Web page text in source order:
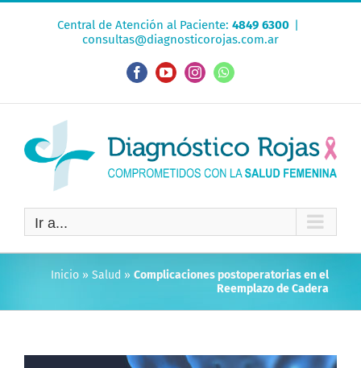
Central de Atención al Paciente: 4849 6300 |
consultas@diagnosticorojas.com.ar
FacebookYouTubeInstagramWhatsApp
Ir a...
Inicio » Salud » Complicaciones postoperatorias en el
Reemplazo de Cadera